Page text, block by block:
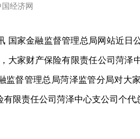
经济网
国家金融监督管理总局网站近日
大家财产保险有限责任公司菏泽
监督管理总局菏泽监管分局对大
限责任公司菏泽中心支公司个